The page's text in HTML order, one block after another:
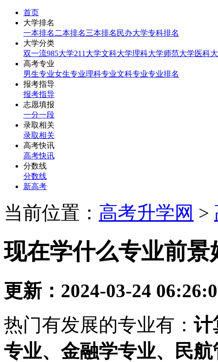
首页
大学排名
一本排名 二本排名三本排名 民办大学专科排名
大学分类
双一流985大学211大学文科大学理科大学师范大学医科
高考专业
男生专业女生专业理科专业文科专业专业排名
报考指导
报考指导
志愿填报
一分一段
录取相关
录取相关
高考快讯
高考快讯
分数线
分数线
新高考
当前位置： 高考升学网 >
现在学什么专业前
更新：2024-03-24
热门有发展的专业有： 计
专业、金融学专业、民